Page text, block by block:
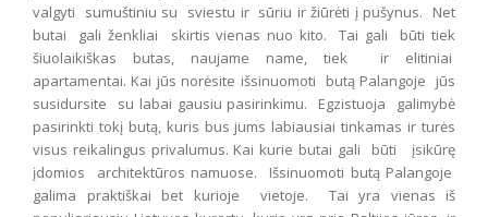
valgyti sumuštiniu su sviestu ir sūriu ir žiūrėti į pušynus. Net
butai gali ženkliai skirtis vienas nuo kito. Tai gali būti tiek
šiuolaikiškas butas, naujame name, tiek ir elitiniai
apartamentai. Kai jūs norėsite išsinuomoti butą Palangoje jūs
susidursite su labai gausiu pasirinkimu. Egzistuoja galimybė
pasirinkti tokį butą, kuris bus jums labiausiai tinkamas ir turės
visus reikalingus privalumus. Kai kurie butai gali būti įsikūrę
įdomios architektūros namuose. Išsinuomoti butą Palangoje
galima praktiškai bet kurioje vietoje. Tai yra vienas iš